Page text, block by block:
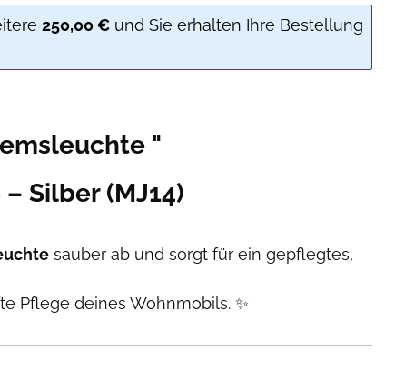
250,00 € und Sie erhalten Ihre Bestellung
"
Silber (MJ14)
sauber ab und sorgt für ein gepflegtes,
Pflege deines Wohnmobils. ✨